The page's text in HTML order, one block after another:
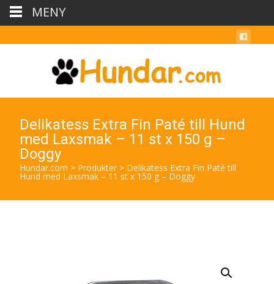
Delikatess Extra Fin Paté till Hund
med Laxsmak – 11 st x 150 g –
Doggy
Hundar.com > Produkter > Delikatess Extra Fin Paté till
Hund med Laxsmak – 11 st x 150 g – Doggy
MENY